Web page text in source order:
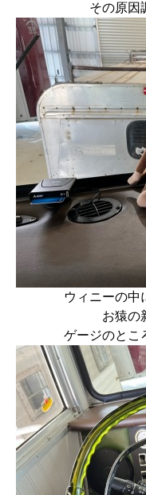
その原因
ウィニーの中
お猿の
ゲージのとこ